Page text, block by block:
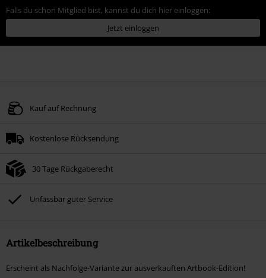
Falls du schon Mitglied bist, kannst du dich hier einloggen:
Jetzt einloggen
Kauf auf Rechnung
Kostenlose Rücksendung
30 Tage Rückgaberecht
Unfassbar guter Service
Artikelbeschreibung
Erscheint als Nachfolge-Variante zur ausverkauften Artbook-Edition!